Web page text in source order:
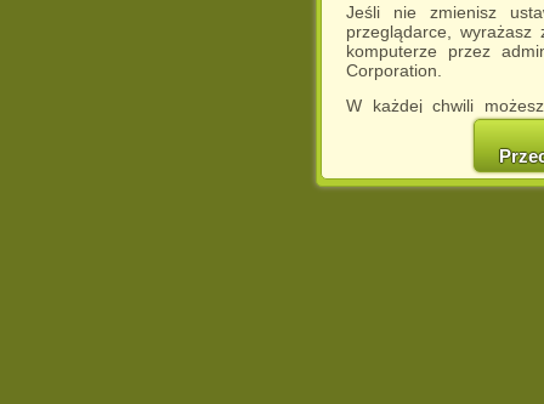
Jeśli nie zmienisz
przeglądarce,
komputerze przez
Corporation.
W każdej chwili
cookies w swojej
w naszej
http://chomikuj.pl/